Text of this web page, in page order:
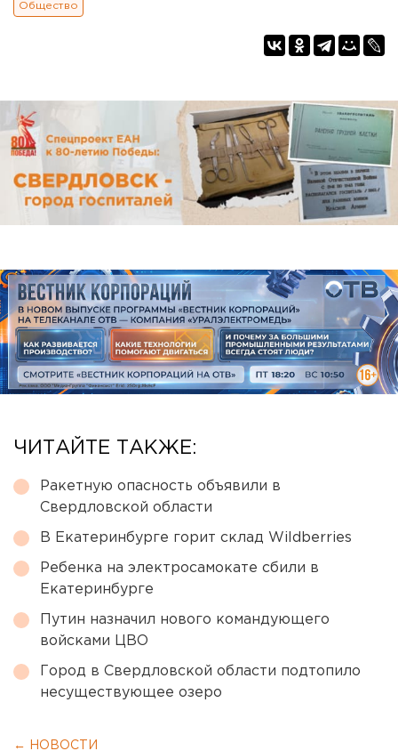
Общество
ЧИТАЙТЕ ТАКЖЕ:
Ракетную опасность объявили в
Свердловской области
В Екатеринбурге горит склад Wildberries
Ребенка на электросамокате сбили в
Екатеринбурге
Путин назначил нового командующего
войсками ЦВО
Город в Свердловской области подтопило
несуществующее озеро
← НОВОСТИ